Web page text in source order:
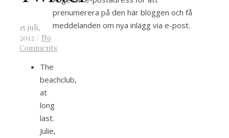
15 juli,
2012 / No
Comments
The
beachclub,
at
long
last.
Julie,
prenumerera på den här bloggen och få
meddelanden om nya inlägg via e-post.